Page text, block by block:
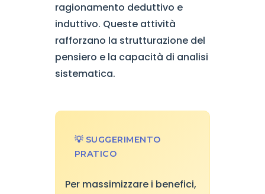
ragionamento deduttivo e
induttivo. Queste attività
rafforzano la strutturazione del
pensiero e la capacità di analisi
sistematica.
💡 SUGGERIMENTO
PRATICO
Per massimizzare i benefici,